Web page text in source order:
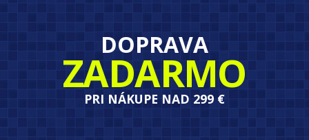
DOPRAVA
ZADARMO
PRI NÁKUPE NAD 299 €